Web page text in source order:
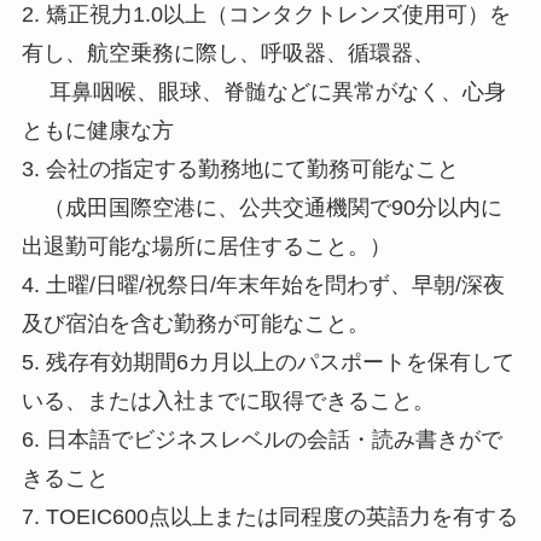
2. 矯正視力1.0以上（コンタクトレンズ使用可）を
有し、航空乗務に際し、呼吸器、循環器、
耳鼻咽喉、眼球、脊髄などに異常がなく、心身
ともに健康な方
3. 会社の指定する勤務地にて勤務可能なこと
（成田国際空港に、公共交通機関で90分以内に
出退勤可能な場所に居住すること。）
4. 土曜/日曜/祝祭日/年末年始を問わず、早朝/深夜
及び宿泊を含む勤務が可能なこと。
5. 残存有効期間6カ月以上のパスポートを保有して
いる、または入社までに取得できること。
6. 日本語でビジネスレベルの会話・読み書きがで
きること
7. TOEIC600点以上または同程度の英語力を有する